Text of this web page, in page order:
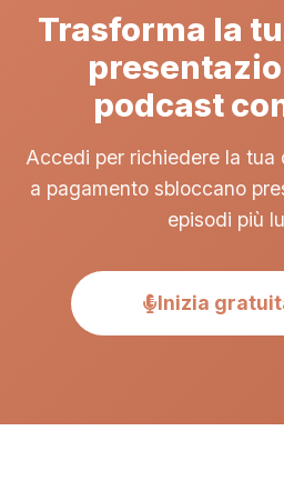
Trasforma la
podcast
Accedi per richiedere la tua
a pagamento sbloccano
episodi più
Inizia